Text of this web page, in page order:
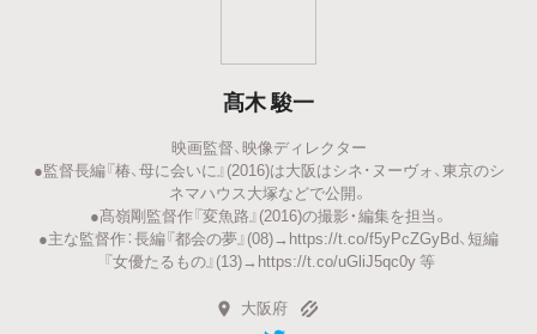
髙木 駿一
映画監督、映像ディレクター
●監督長編『椿、母に会いに』(2016)は大阪はシネ･ヌーヴォ、東京のシ
ネマハウス大塚などで公開。
●髙嶺剛監督作『変魚路』(2016)の撮影・編集を担当。
●主な監督作：長編『都会の夢』(08)→https://t.co/f5yPcZGyBd、短編
『女優たるもの』(13)→https://t.co/uGliJ5qc0y 等
大阪府